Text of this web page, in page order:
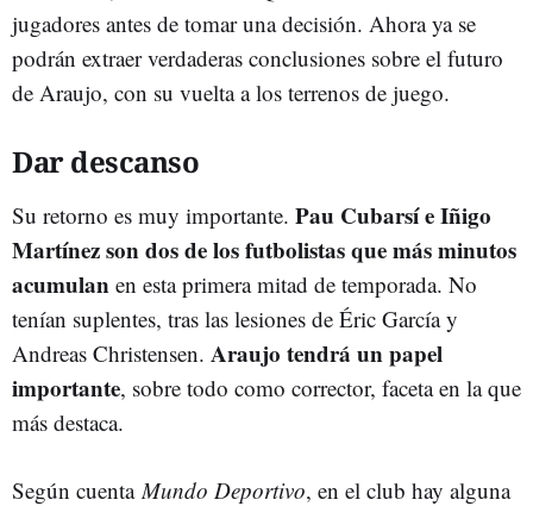
jugadores antes de tomar una decisión. Ahora ya se
podrán extraer verdaderas conclusiones sobre el futuro
de Araujo, con su vuelta a los terrenos de juego.
Dar descanso
Su retorno es muy importante. Pau Cubarsí e Iñigo
Martínez son dos de los futbolistas que más minutos
acumulan en esta primera mitad de temporada. No
tenían suplentes, tras las lesiones de Éric García y
Andreas Christensen. Araujo tendrá un papel
importante, sobre todo como corrector, faceta en la que
más destaca.
Según cuenta Mundo Deportivo, en el club hay alguna